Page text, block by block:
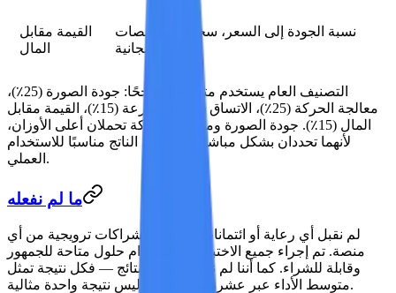
القيمة مقابل
المال
نسبة الجودة إلى السعر، سخاء المخصصات
المجانية
التصنيف العام
يستخدم متوسطًا مرجحًا: جودة الصورة (25٪)،
معالجة الحركة (25٪)، الاتساق (20٪)، السرعة (15٪)، القيمة مقابل
المال (15٪). جودة الصورة ومعالجة الحركة تحملان أعلى الأوزان،
لأنهما تحددان بشكل مباشر ما إذا كان الناتج مناسبًا للاستخدام
العملي.
ما لم نفعله
لم نقبل أي رعاية أو ائتمانات مجانية أو شراكات ترويجية من أي
منصة. تم إجراء جميع الاختبارات باستخدام حلول متاحة للجمهور
وقابلة للشراء. كما أننا لم نختر أفضل النتائج — فكل نتيجة تمثل
متوسط الأداء عبر عشرة مطالبات، وليس نتيجة واحدة مثالية.